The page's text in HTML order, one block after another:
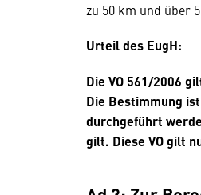
zu 50 km und über
Urteil des EugH:
Die VO 561/2006
Die Bestimmung
durchgeführt
gilt. Diese VO gilt